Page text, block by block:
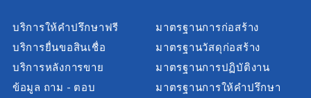
มาตรฐานการก่อสร้าง
มาตรฐานวัสดุก่อสร้าง
มาตรฐานการปฏิบัติงาน
มาตรฐานการให้คำปรึกษา
บริการให้คำปรึกษาฟรี
บริการยื่นขอสินเชื่อ
บริการหลังการขาย
ข้อมูล ถาม - ตอบ